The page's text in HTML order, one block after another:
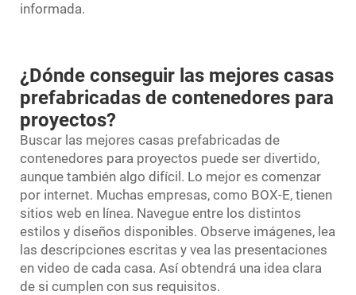
informada.
¿Dónde conseguir las mejores casas
prefabricadas de contenedores para
proyectos?
Buscar las mejores casas prefabricadas de
contenedores para proyectos puede ser divertido,
aunque también algo difícil. Lo mejor es comenzar
por internet. Muchas empresas, como BOX-E, tienen
sitios web en línea. Navegue entre los distintos
estilos y diseños disponibles. Observe imágenes, lea
las descripciones escritas y vea las presentaciones
en video de cada casa. Así obtendrá una idea clara
de si cumplen con sus requisitos.